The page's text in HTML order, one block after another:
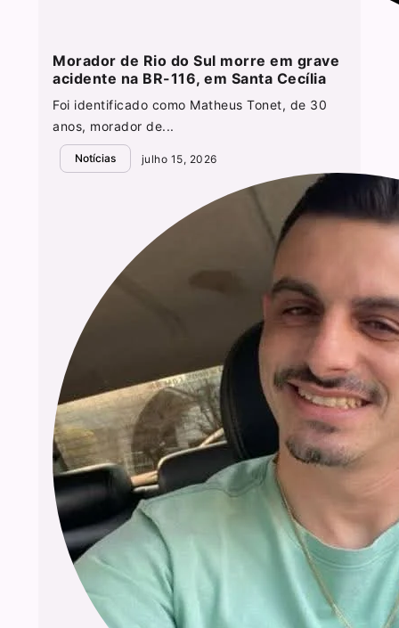
Morador de Rio do Sul morre em grave
acidente na BR-116, em Santa Cecília
Foi identificado como Matheus Tonet, de 30
anos, morador de...
Notícias julho 15, 2026